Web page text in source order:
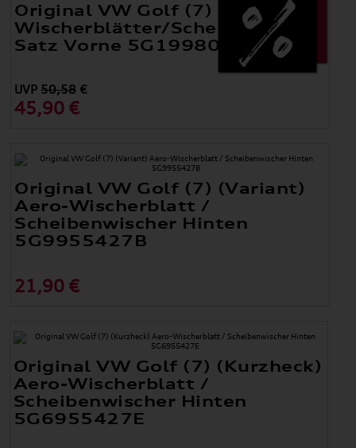
Original VW Golf (7) Aero-
Wischerblätter/Scheibenwischer
Satz Vorne 5G1998002
UVP50,58 €
45,90 €
Original VW Golf (7) (Variant)
Aero-Wischerblatt /
Scheibenwischer Hinten
5G9955427B
21,90 €
Original VW Golf (7) (Kurzheck)
Aero-Wischerblatt /
Scheibenwischer Hinten
5G6955427E